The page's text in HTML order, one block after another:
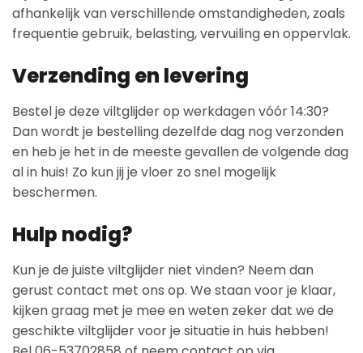
afhankelijk van verschillende omstandigheden, zoals
frequentie gebruik, belasting, vervuiling en oppervlak.
Verzending en levering
Bestel je deze viltglijder op werkdagen vóór 14:30?
Dan wordt je bestelling dezelfde dag nog verzonden
en heb je het in de meeste gevallen de volgende dag
al in huis! Zo kun jij je vloer zo snel mogelijk
beschermen.
Hulp nodig?
Kun je de juiste viltglijder niet vinden? Neem dan
gerust contact met ons op. We staan voor je klaar,
kijken graag met je mee en weten zeker dat we de
geschikte viltglijder voor je situatie in huis hebben!